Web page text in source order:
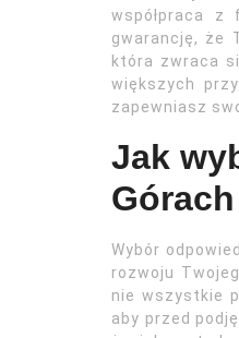
współpraca
gwarancję, że
która zwraca
większych
zapewniasz
Jak
Wybór
rozwoju
nie wszystkie
aby przed